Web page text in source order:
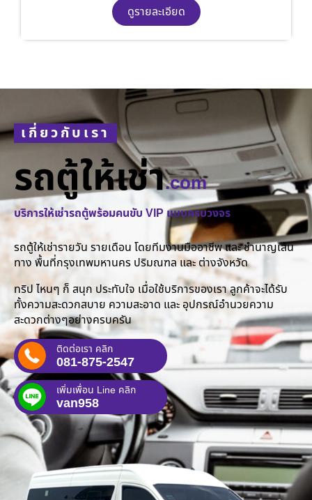
ดูรายละเอียด
เกี่ยวกับเรา
รถตู้ให้เช่า.com
บริการให้เช่ารถตู้พร้อมคนขับ VIP แบบครบวงจร
รถตู้ให้เช่ารายวัน รายเดือน โดยทีมงานมืออาชีพ และ ชำนาญเส้น
ทาง พื้นที่กรุงเทพมหานคร ปริมณฑล และ ต่างจังหวัด
ทริป ไหนๆ ก็ สนุก ประทับใจ เมื่อใช้บริการของเรา ลูกค้าจะได้รับ
ทั้งความสะดวกสบาย ความสะอาด และ อุปกรณ์อำนวยความ
สะดวกต่างๆอย่างครบครัน
ติดต่อเรา คลิก
081-875-2547
เพิ่มเพื่อน Line คลิก
van958